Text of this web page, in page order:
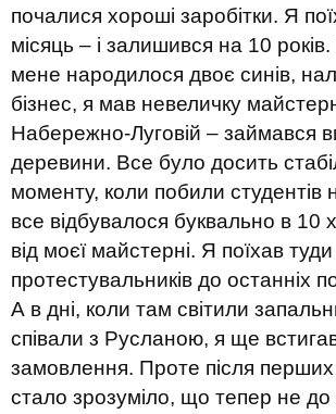
почалися хороші заробітки. Я
місяць – і залишився на 10 років.
мене народилося двоє синів,
бізнес, я мав невеличку
Набережно-Луговій – займався
деревини. Все було досить
моменту, коли побили студентів
все відбувалося буквально в 10
від моєї майстерні. Я поїхав
протестувальників до останніх
А в дні, коли там світили
співали з Русланою, я ще
замовлення. Проте після
стало зрозуміло, що тепер не до